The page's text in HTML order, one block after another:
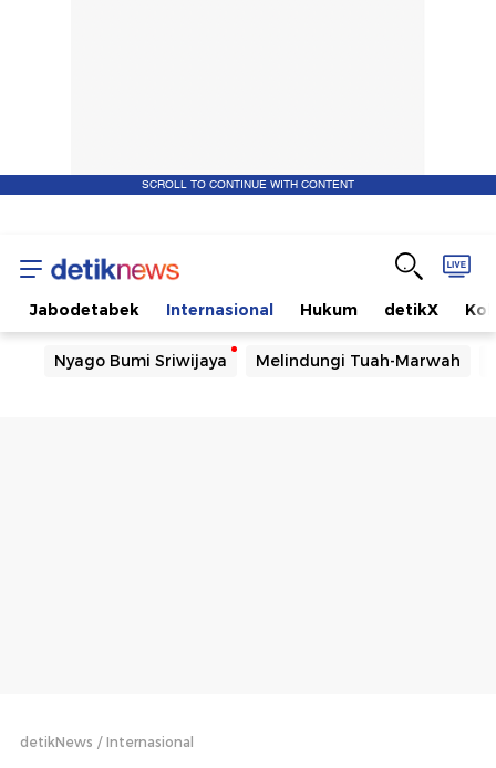
SCROLL TO CONTINUE WITH CONTENT
Jabodetabek Internasional Hukum detikX
Nyago Bumi Sriwijaya Melindungi Tuah-Marwah
detikNews Internasional